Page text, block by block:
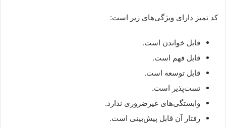
کد تمیز دارای ویژگی‌های زیر است:
قابل خواندن است.
قابل فهم است.
قابل توسعه است.
تست‌پذیر است.
وابستگی‌های غیرضروری ندارد.
رفتار آن قابل پیش‌بینی است.